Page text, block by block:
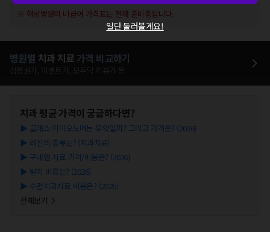
※ 해당병원의 비급여 가격표는 현재 준비중입니다.
병원별 치과 치료 가격 비교하기
치과 평균 가격이 궁금하다면?
▶ 글래스 아이오노머는 무엇일까? 그리고 가격은? (2026)
▶ 레진의 종류는? (치과치료)
▶ 구내염 치료 가격/비용은? (2026)
▶ 발치 비용은? (2026)
▶ 수면치과치료 비용은? (2026)
전체보기
일단 둘러볼게요!